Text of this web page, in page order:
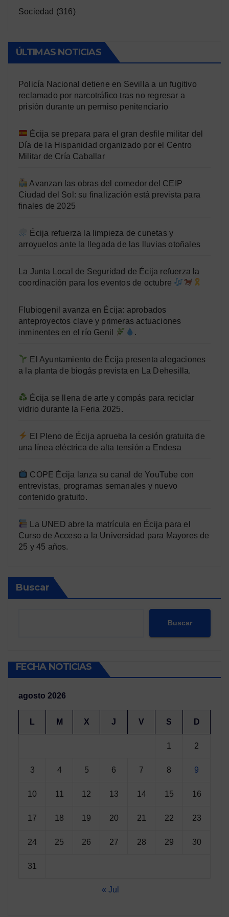
Sociedad (316)
ÚLTIMAS NOTICIAS
Policía Nacional detiene en Sevilla a un fugitivo
reclamado por narcotráfico tras no regresar a
prisión durante un permiso penitenciario
Écija se prepara para el gran desfile militar del
Día de la Hispanidad organizado por el Centro
Militar de Cría Caballar
Avanzan las obras del comedor del CEIP
Ciudad del Sol: su finalización está prevista para
finales de 2025
Écija refuerza la limpieza de cunetas y
arroyuelos ante la llegada de las lluvias otoñales
La Junta Local de Seguridad de Écija refuerza la
coordinación para los eventos de octubre
Flubiogenil avanza en Écija: aprobados
anteproyectos clave y primeras actuaciones
inminentes en el río Genil
.
El Ayuntamiento de Écija presenta alegaciones
a la planta de biogás prevista en La Dehesilla.
Écija se llena de arte y compás para reciclar
vidrio durante la Feria 2025.
El Pleno de Écija aprueba la cesión gratuita de
una línea eléctrica de alta tensión a Endesa
COPE Écija lanza su canal de YouTube con
entrevistas, programas semanales y nuevo
contenido gratuito.
La UNED abre la matrícula en Écija para el
Curso de Acceso a la Universidad para Mayores de
25 y 45 años.
Buscar
Buscar
FECHA NOTICIAS
agosto 2026
L M X J V S D
1 2
3 4 5 6 7 8 9
10 11 12 13 14 15 16
17 18 19 20 21 22 23
24 25 26 27 28 29 30
31
« Jul